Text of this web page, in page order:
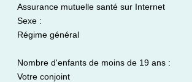
Assurance mutuelle santé sur Internet
Sexe :
Régime général
Nombre d'enfants de moins de 19 ans :
Votre conjoint